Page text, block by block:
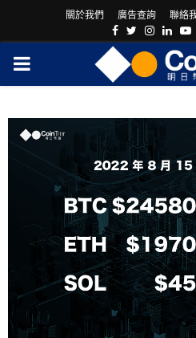
關於我們 廣告查詢 聯絡
Facebook
Twitter
PRIMARY